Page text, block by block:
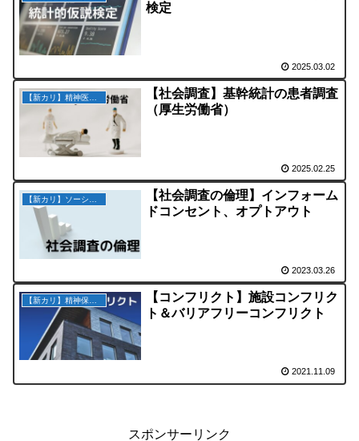
検定
2025.03.02
【新カリ】精神医学と精神医療
【社会調査】基幹統計の患者調査
（厚生労働省）
2025.02.25
【社会調査の倫理】インフォーム
ドコンセント、オプトアウト
2023.03.26
【新カリ】精神保健福祉の原理
【コンフリクト】施設コンフリク
ト＆バリアフリーコンフリクト
2021.11.09
スポンサーリンク